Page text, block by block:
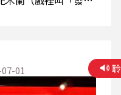
01